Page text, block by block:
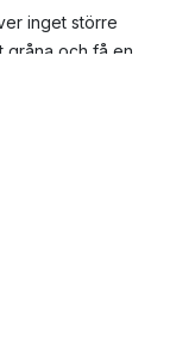
inget större
gråna och få en